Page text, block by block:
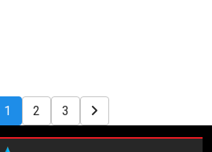
1 2 3